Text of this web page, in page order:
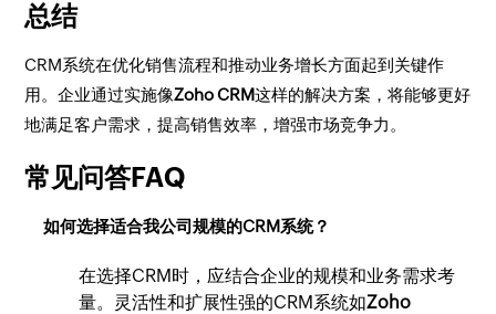
总结
CRM系统在优化销售流程和推动业务增长方面起到关键作
用。企业通过实施像Zoho CRM这样的解决方案，将能够更好
地满足客户需求，提高销售效率，增强市场竞争力。
常见问答FAQ
如何选择适合我公司规模的CRM系统？
在选择CRM时，应结合企业的规模和业务需求考
量。灵活性和扩展性强的CRM系统如Zoho